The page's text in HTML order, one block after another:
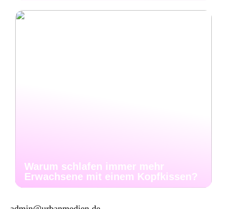
Warum schlafen immer mehr
Erwachsene mit einem Kopfkissen?